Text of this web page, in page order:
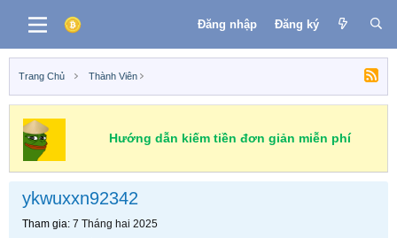
Đăng nhập Đăng ký
Trang Chủ Thành Viên
Hướng dẫn kiếm tiền đơn giản miễn phí
ykwuxxn92342
Tham gia 7 Tháng hai 2025